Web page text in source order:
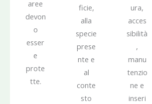
aree
devon
o
esser
e
prote
tte.
ficie,
alla
specie
prese
nte e
al
conte
sto
ura,
acces
sibilità
,
manu
tenzio
ne e
inseri